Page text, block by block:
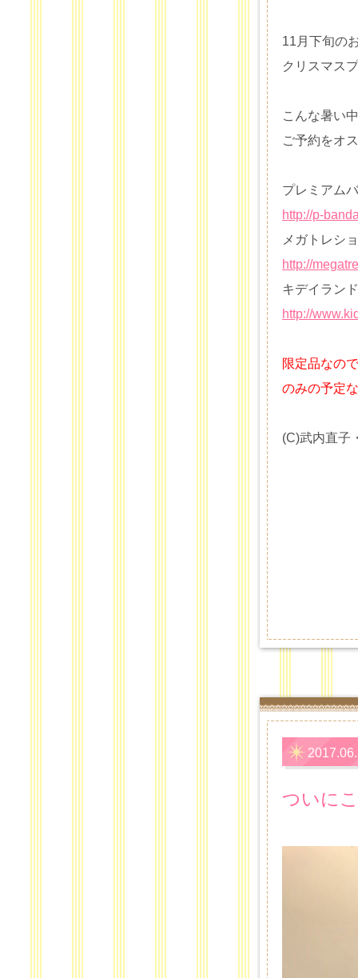
11月下旬の
クリスマス
こんな暑い
ご予約をオ
プレミアム
http://p-
メガトレシ
http://
キデイラン
http://
限定品なの
のみの予定
(C)武内直子
ついに